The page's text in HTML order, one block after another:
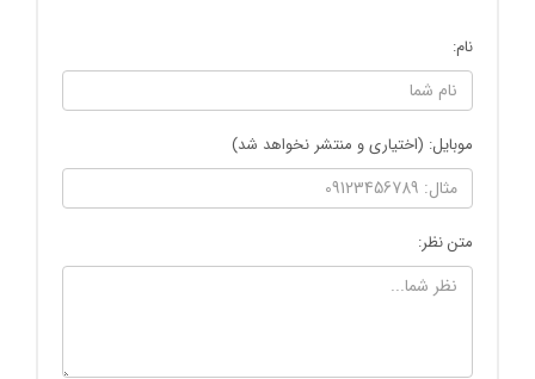
نام:
موبایل: (اختیاری و منتشر نخواهد شد)
متن نظر: